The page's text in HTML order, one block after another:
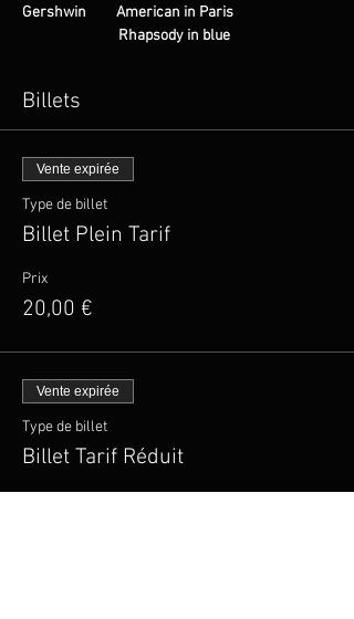
Gershwin         American in Paris
Rhapsody in blue
Billets
Vente expirée
Type de billet
Billet Plein Tarif
Prix
20,00 €
Vente expirée
Type de billet
Billet Tarif Réduit